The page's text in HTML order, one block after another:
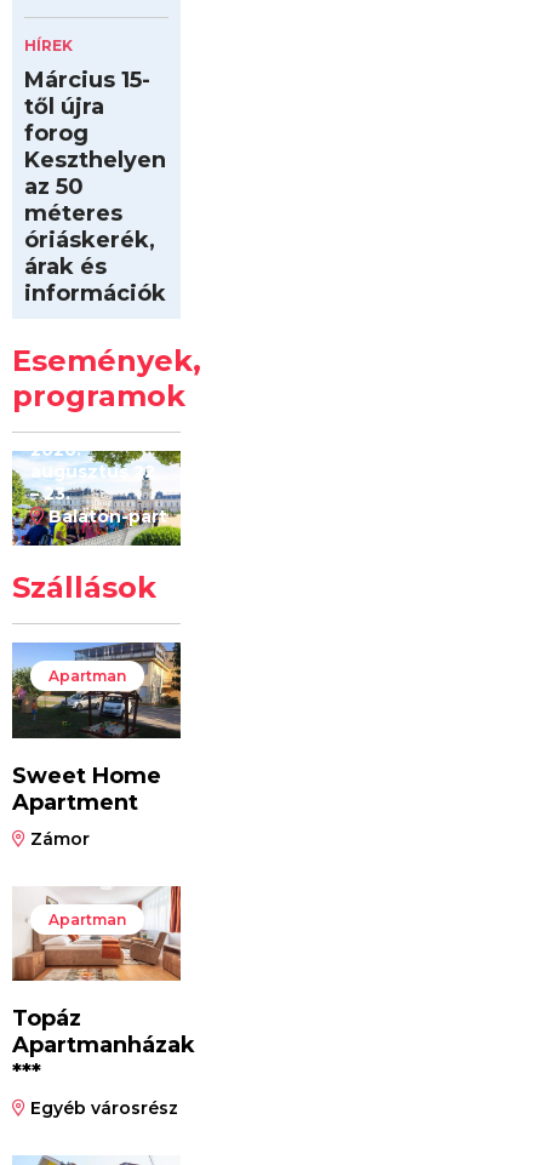
HÍREK
Március 15-
től újra
forog
Keszthelyen
az 50
méteres
óriáskerék,
árak és
információk
Események,
programok
Kilóméterek
2026
2026.
augusztus 22
– 23.
Balaton-part
Szállások
Apartman
Sweet Home
Apartment
Zámor
Apartman
Topáz
Apartmanházak
***
Egyéb városrész